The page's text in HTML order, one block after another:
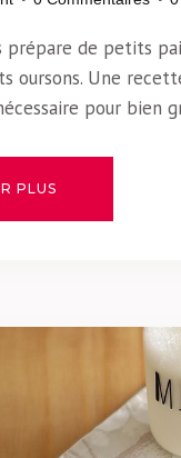
prépare de petits
oursons. Une
pour bien
PLUS